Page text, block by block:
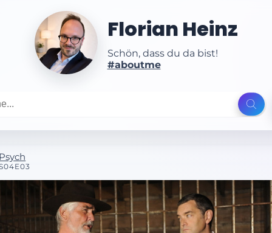
Florian Heinz
Schön, dass du da bist!
#aboutme